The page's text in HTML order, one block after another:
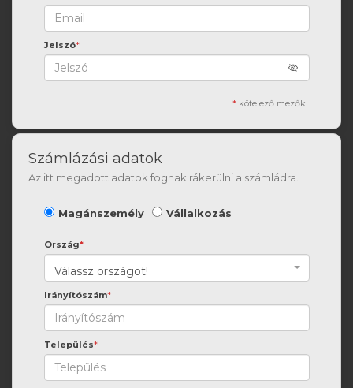
Jelszó*
* kötelező mezők
Számlázási adatok
Az itt megadott adatok fognak rákerülni a számládra.
Magánszemély Vállalkozás
Ország*
Válassz országot!
Irányítószám*
Település*